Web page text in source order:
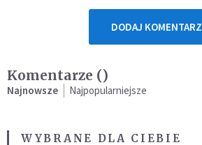
DODAJ KOMENTARZ
Komentarze ()
Najnowsze Najpopularniejsze
WYBRANE DLA CIEBIE